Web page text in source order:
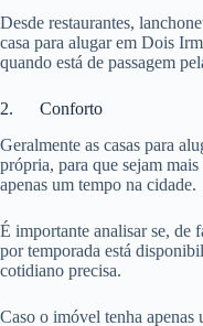
Desde restaurantes,
casa para alugar em Dois
quando está de passagem
2. Conforto
Geralmente as casas para
própria, para que sejam
apenas um tempo na cidade.
É importante analisar se, de
por temporada está
cotidiano precisa.
Caso o imóvel tenha